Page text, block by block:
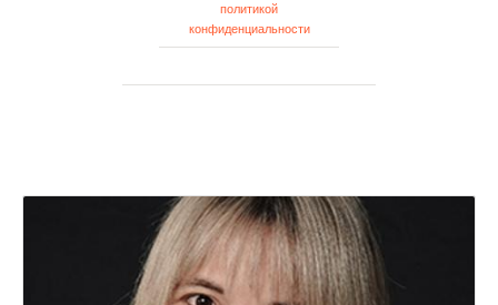
политикой
конфиденциальности